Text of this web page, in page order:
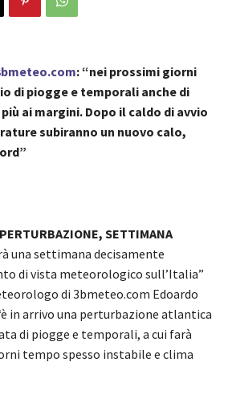
: “nei prossimi giorni
di piogge e temporali anche di
ai margini. Dopo il caldo di avvio
subiranno un nuovo calo,
SETTIMANA
una settimana decisamente
di vista meteorologico sull’Italia”
di 3bmeteo.com Edoardo
in arrivo una perturbazione atlantica
di piogge e temporali, a cui farà
tempo spesso instabile e clima